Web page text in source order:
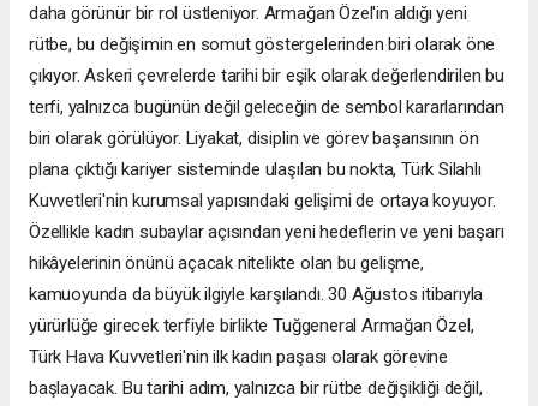
daha görünür bir rol üstleniyor. Armağan Özel'in aldığı yeni
rütbe, bu değişimin en somut göstergelerinden biri olarak öne
çıkıyor. Askeri çevrelerde tarihi bir eşik olarak değerlendirilen bu
terfi, yalnızca bugünün değil geleceğin de sembol kararlarından
biri olarak görülüyor. Liyakat, disiplin ve görev başarısının ön
plana çıktığı kariyer sisteminde ulaşılan bu nokta, Türk Silahlı
Kuvvetleri'nin kurumsal yapısındaki gelişimi de ortaya koyuyor.
Özellikle kadın subaylar açısından yeni hedeflerin ve yeni başarı
hikâyelerinin önünü açacak nitelikte olan bu gelişme,
kamuoyunda da büyük ilgiyle karşılandı. 30 Ağustos itibarıyla
yürürlüğe girecek terfiyle birlikte Tuğgeneral Armağan Özel,
Türk Hava Kuvvetleri'nin ilk kadın paşası olarak görevine
başlayacak. Bu tarihi adım, yalnızca bir rütbe değişikliği değil,